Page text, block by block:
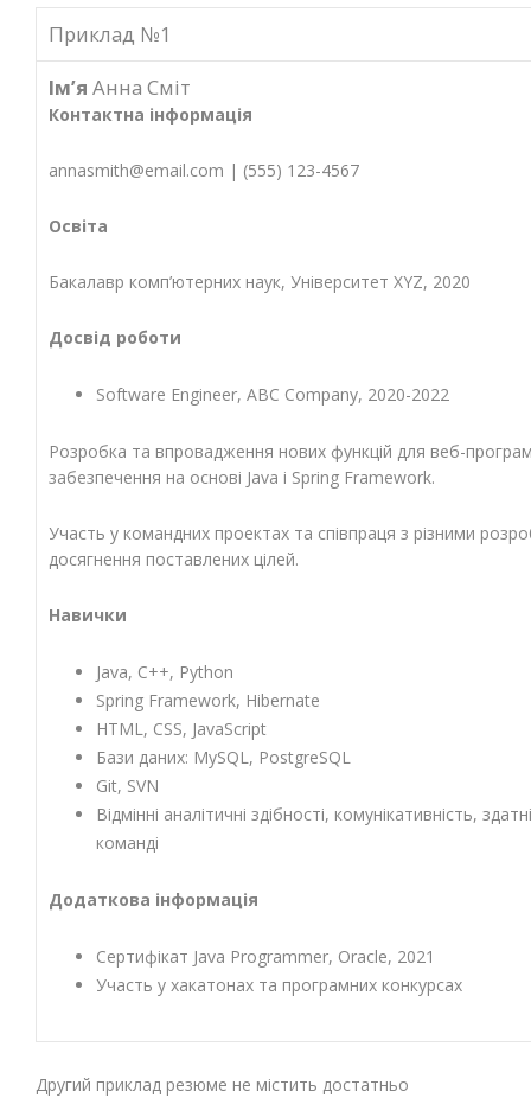
Приклад №1
Ім’я Анна Сміт
Контактна інформація
annasmith@email.com | (555) 123-4567
Освіта
Бакалавр комп’ютерних наук, Університет XYZ, 2020
Досвід роботи
Software Engineer, ABC Company, 2020-2022
Розробка та впровадження нових функцій для веб-
забезпечення на основі Java і Spring Framework.
Участь у командних проектах та співпраця з різними
досягнення поставлених цілей.
Навички
Java, C++, Python
Spring Framework, Hibernate
HTML, CSS, JavaScript
Бази даних: MySQL, PostgreSQL
Git, SVN
Відмінні аналітичні здібності, комунікативність,
команді
Додаткова інформація
Сертифікат Java Programmer, Oracle, 2021
Участь у хакатонах та програмних конкурсах
Другий приклад резюме не містить достатньо